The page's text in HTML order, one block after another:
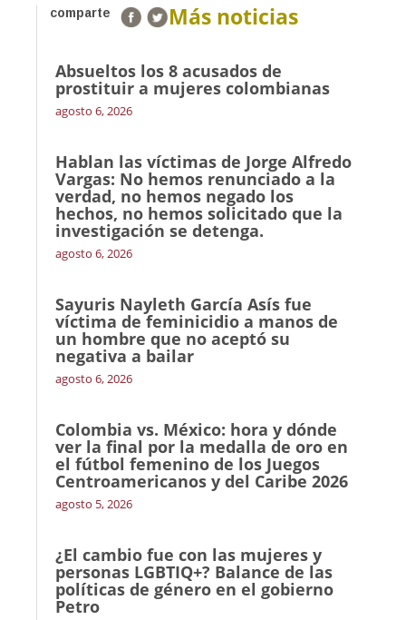
comparte Más noticias
Absueltos los 8 acusados de
prostituir a mujeres colombianas
agosto 6, 2026
Hablan las víctimas de Jorge Alfredo
Vargas: No hemos renunciado a la
verdad, no hemos negado los
hechos, no hemos solicitado que la
investigación se detenga.
agosto 6, 2026
Sayuris Nayleth García Asís fue
víctima de feminicidio a manos de
un hombre que no aceptó su
negativa a bailar
agosto 6, 2026
Colombia vs. México: hora y dónde
ver la final por la medalla de oro en
el fútbol femenino de los Juegos
Centroamericanos y del Caribe 2026
agosto 5, 2026
¿El cambio fue con las mujeres y
personas LGBTIQ+? Balance de las
políticas de género en el gobierno
Petro